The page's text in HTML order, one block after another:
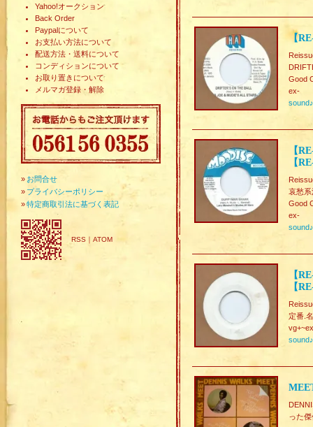
Yahoo!オークション
Back Order
Paypalについて
お支払い方法について
配送方法・送料について
コンディションについて
お取り置きについて
メルマガ登録・解除
» お問合せ
» プライバシーポリシー
»特定商取引法に基づく表記
RSS ｜ ATOM
【
Good
ex-
sound♪
【
【
哀愁
Good
ex-
sound♪
【
【
定番.
sound♪
った傑